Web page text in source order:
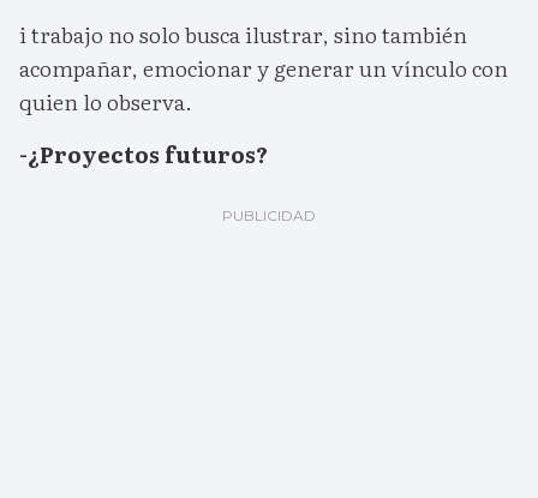
i trabajo no solo busca ilustrar, sino también
acompañar, emocionar y generar un vínculo con
quien lo observa.
-¿Proyectos futuros?